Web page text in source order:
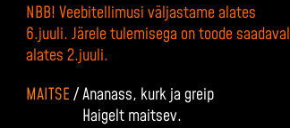
NBB! Veebitellimusi väljastame alates
6.juuli. Järele tulemisega on toode saadaval
alates 2.juuli.
MAITSE/Ananass, kurk ja greip
Haigelt maitsev.